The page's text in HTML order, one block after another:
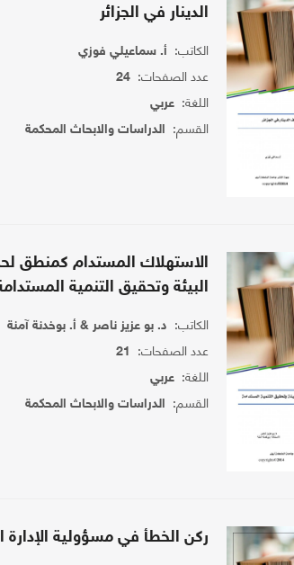
الدينار في الجزائر
الكاتب: أ. سماعيلي فوزي
عدد الصفحات:24
اللغة:عربي
القسم: الدراسات والابحاث المحكمة
الاستهلاك المستدام كمنطق
البيئة وتحقيق التنمية
الكاتب: د. بو عزيز ناصر & أ. بوخدنة آمنة
عدد الصفحات: 21
اللغة:عربي
القسم: الدراسات والابحاث المحكمة
ركن الخطأ في مسؤولية الإدارة